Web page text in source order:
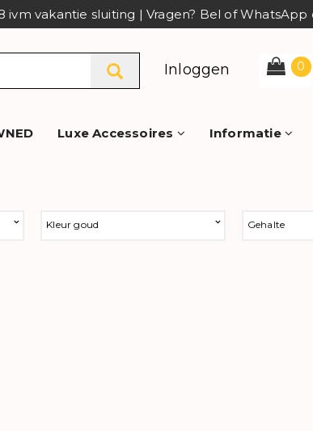
ivm vakantie sluiting | Vragen? Bel of WhatsApp
Inloggen 0
Luxe Accessoires Informatie
Kleur goud Gehalte